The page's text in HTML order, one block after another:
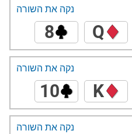
Q
8
נקה את השורה
K
10
נקה את השורה
נקה את השורה